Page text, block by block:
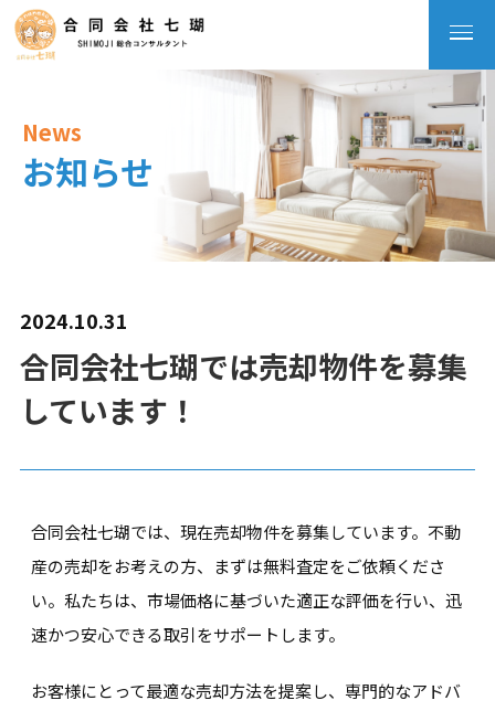
News
お知らせ
合同会社七瑚では売却物件を募集
しています！
2024.10.31
合同会社七瑚では、現在売却物件を募集しています。不動
産の売却をお考えの方、まずは無料査定をご依頼くださ
い。私たちは、市場価格に基づいた適正な評価を行い、迅
速かつ安心できる取引をサポートします。
お客様にとって最適な売却方法を提案し、専門的なアドバ